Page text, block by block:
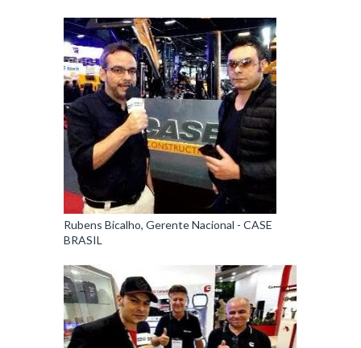
Rubens Bicalho, Gerente Nacional - CASE
BRASIL